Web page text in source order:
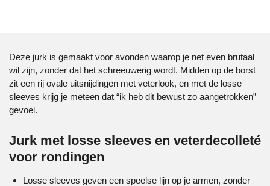
Deze jurk is gemaakt voor avonden waarop je net even brutaal
wil zijn, zonder dat het schreeuwerig wordt. Midden op de borst
zit een rij ovale uitsnijdingen met veterlook, en met de losse
sleeves krijg je meteen dat “ik heb dit bewust zo aangetrokken”
gevoel.
Jurk met losse sleeves en veterdecolleté
voor rondingen
Losse sleeves geven een speelse lijn op je armen, zonder